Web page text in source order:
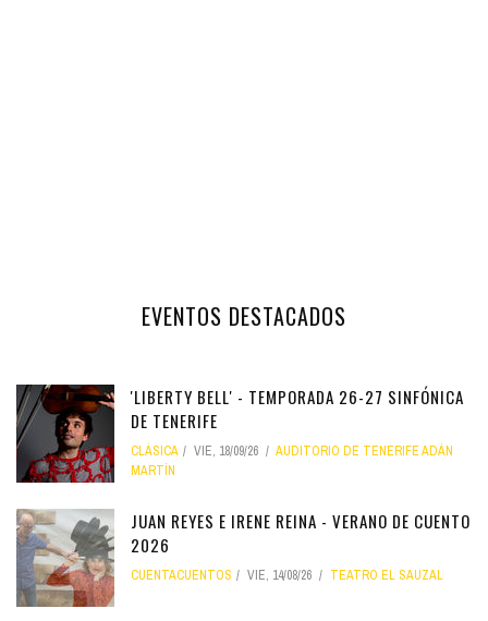
EVENTOS DESTACADOS
'LIBERTY BELL' - TEMPORADA 26-27 SINFÓNICA
DE TENERIFE
CLÁSICA VIE, 18/09/26
AUDITORIO DE TENERIFE ADÁN
MARTÍN
JUAN REYES E IRENE REINA - VERANO DE CUENTO
2026
CUENTACUENTOS VIE, 14/08/26 TEATRO EL SAUZAL